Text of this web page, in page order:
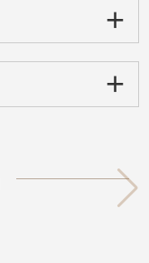
+
+